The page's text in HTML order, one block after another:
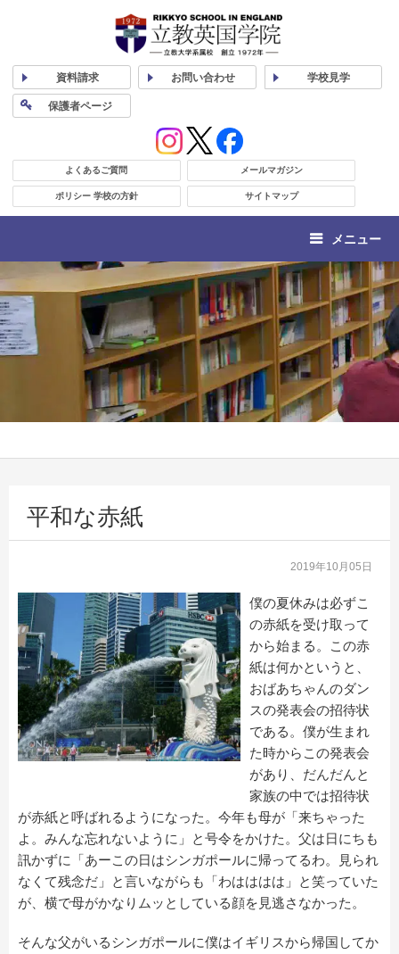
資料請求 お問い合わせ 学校見学
保護者ページ
よくあるご質問 メールマガジン
ポリシー 学校の方針 サイトマップ
メニュー
平和な赤紙
2019年10月05日
僕の夏休みは必ずこ
の赤紙を受け取って
から始まる。この赤
紙は何かというと、
おばあちゃんのダン
スの発表会の招待状
である。僕が生まれ
た時からこの発表会
があり、だんだんと
家族の中では招待状
が赤紙と呼ばれるようになった。今年も母が「来ちゃった
よ。みんな忘れないように」と号令をかけた。父は日にちも
訊かずに「あーこの日はシンガポールに帰ってるわ。見られ
なくて残念だ」と言いながらも「わはははは」と笑っていた
が、横で母がかなりムッとしている顔を見逃さなかった。
そんな父がいるシンガポールに僕はイギリスから帰国してか